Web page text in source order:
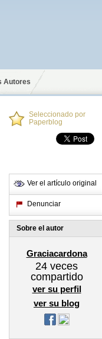
Autores
Seleccionado por
Paperblog
Ver el artículo original
Denunciar
Sobre el autor
Graciacardona
24 veces
compartido
ver su perfil
ver su blog